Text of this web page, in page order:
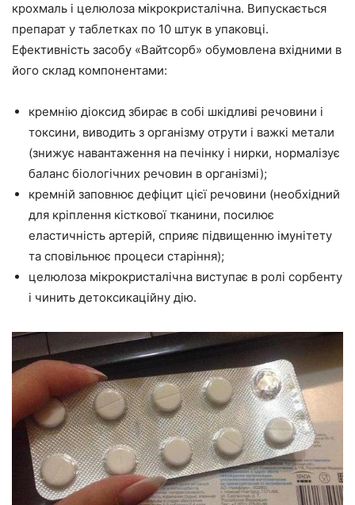
крохмаль і целюлоза мікрокристалічна. Випускається
препарат у таблетках по 10 штук в упаковці.
Ефективність засобу «Вайтсорб» обумовлена вхідними в
його склад компонентами:
кремнію діоксид збирає в собі шкідливі речовини і
токсини, виводить з організму отрути і важкі метали
(знижує навантаження на печінку і нирки, нормалізує
баланс біологічних речовин в організмі);
кремній заповнює дефіцит цієї речовини (необхідний
для кріплення кісткової тканини, посилює
еластичність артерій, сприяє підвищенню імунітету
та сповільнює процеси старіння);
целюлоза мікрокристалічна виступає в ролі сорбенту
і чинить детоксикаційну дію.